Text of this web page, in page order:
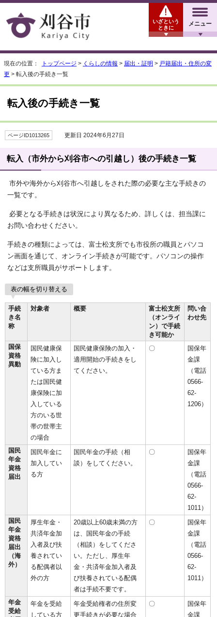
メニュー
いざという
ときに
現在の位置： トップページ > くらしの情報 > 届出・証明 > 戸籍届出・住所の変
更 > 転入後の手続き一覧
転入後の手続き一覧
ページID1013265 更新日 2024年6月27日
転入（市外から刈谷市への引越し）後の手続き一覧
市外や海外から刈谷市へ引越しをされた際の必要な主な手続きの
一覧です。
必要となる手続きは状況により異なるため、詳しくは、担当課に
お問い合わせください。
手続きの種類によっては、富士松支所でも市役所の職員とパソコ
ン画面を通じて、オンライン手続きが可能です。パソコンの操作
などは支所職員がサポートします。
表の幅を切り替える
手続
き名
称
対象者 概要
富士松支所
（オンライ
ン）で手続
き可能か
問い合
わせ先
国保
資格
異動
国民健康保
険に加入し
ている方ま
たは国民健
康保険に加
入している
方のいる世
帯の世帯主
の場合
国民健康保険の加入・
適用開始の手続きをし
てください。
〇
国保年
金課
（電話
0566-
62-
1206）
国民
年金
資格
届出
国民年金に
加入してい
る方
国民年金の手続（相
談）をしてください。
〇
国保年
金課
（電話
0566-
62-
1011）
国民
年金
資格
届出
（海
外）
厚生年金・
共済年金加
入者及び扶
養されてい
る配偶者以
外の方
20歳以上60歳未満の方
は、国民年金の手続
（相談）をしてくださ
い。ただし、厚生年
金・共済年金加入者及
び扶養されている配偶
者は手続不要です。
〇
国保年
金課
（電話
0566-
62-
1011）
年金
受給
年金を受給
している方
年金受給権者の住所変
更手続きが必要な場合
〇
国保年
金課